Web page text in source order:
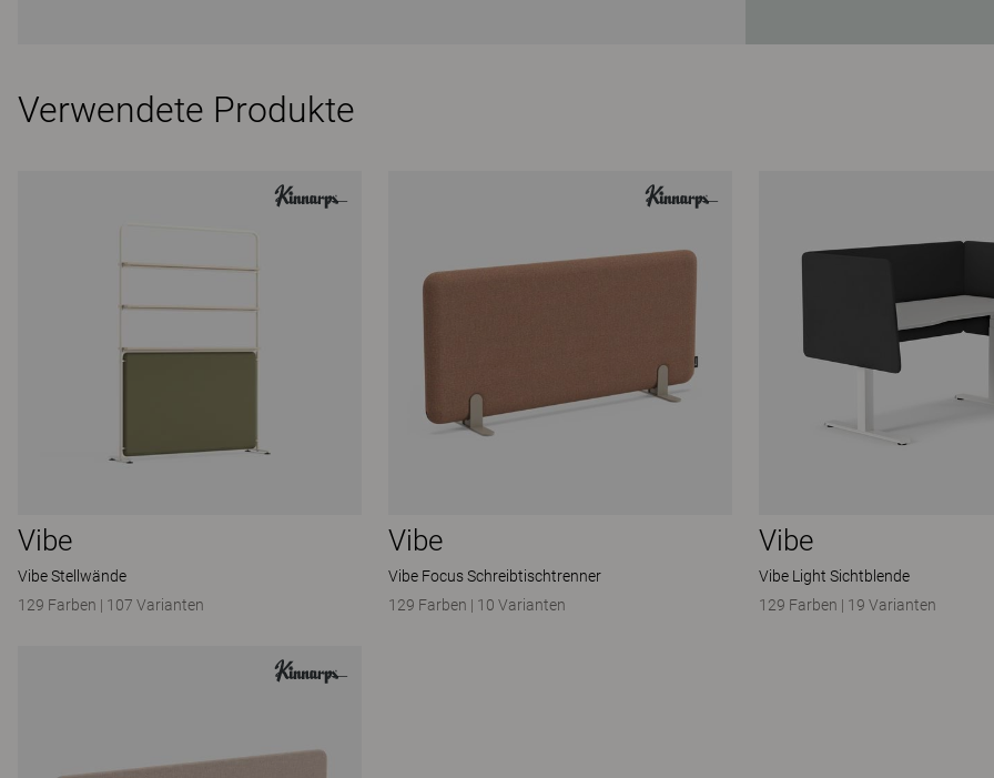
Verwendete Produkte
Vibe
Vibe Stellwände
129 Farben | 107 Varianten
Vibe
Vibe Focus Schreibtischtrenner
129 Farben | 10 Varianten
Vibe
Vibe Light Sichtblende
129 Farben | 19 Varianten